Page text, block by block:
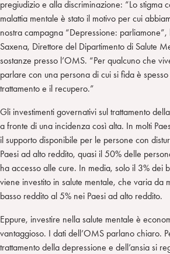
pregiudizio e alla discriminazione: “Lo stigma
malattia mentale è stato il motivo per cui
nostra campagna “Depressione:
Saxena, Direttore del Dipartimento di Salute
sostanze presso l’OMS. “Per qualcuno che
parlare con una persona di cui si fida è
trattamento e il recupero.”
Gli investimenti governativi sul trattamento
a fronte di una incidenza così alta. In molti
il supporto disponibile per le persone con
Paesi ad alto reddito, quasi il 50% delle
ha accesso alle cure. In media, solo il 3% dei
viene investito in salute mentale, che varia da
basso reddito al 5% nei Paesi ad alto reddito.
Eppure, investire nella salute mentale è
vantaggioso. I dati dell’OMS parlano chiaro.
trattamento della depressione e dell’ansia si